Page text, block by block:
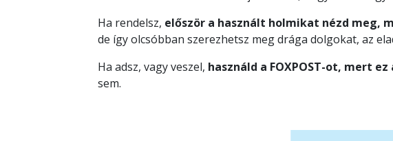
Ha rendelsz, először a használt holmikat nézd meg,
de így olcsóbban szerezhetsz meg drága dolgokat, az
Ha adsz, vagy veszel, használd a FOXPOST-ot, mert
sem.